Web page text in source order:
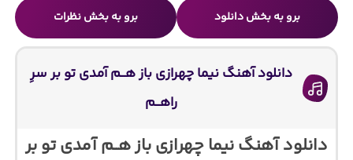
برو به بخش دانلود برو به بخش نظرات
دانلود آهنگ نیما چهرازی باز هــم آمدی تو بر سرِ
راهــم
دانلود آهنگ نیما چهرازی باز هــم آمدی تو بر